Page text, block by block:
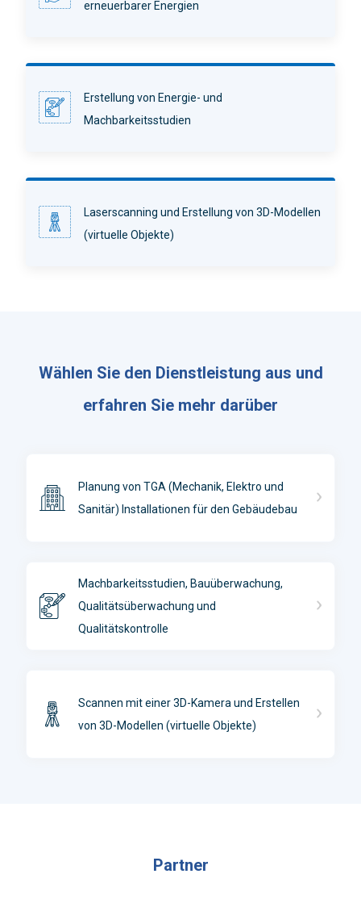
erneuerbarer Energien
Erstellung von Energie- und
Machbarkeitsstudien
Laserscanning und Erstellung von 3D-Modellen
(virtuelle Objekte)
Wählen Sie den Dienstleistung aus und
erfahren Sie mehr darüber
Planung von TGA (Mechanik, Elektro und
Sanitär) Installationen für den Gebäudebau
Machbarkeitsstudien, Bauüberwachung,
Qualitätsüberwachung und
Qualitätskontrolle
Scannen mit einer 3D-Kamera und Erstellen
von 3D-Modellen (virtuelle Objekte)
Partner